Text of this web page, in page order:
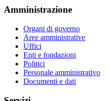
Amministrazione
Organi di governo
Aree amministrative
Uffici
Enti e fondazioni
Politici
Personale amministrativo
Documenti e dati